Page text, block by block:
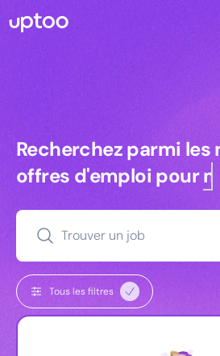
Recherchez parmi
Recherchez parmi les
offres d'emploi pour
Trouver un job
Tous les filtres